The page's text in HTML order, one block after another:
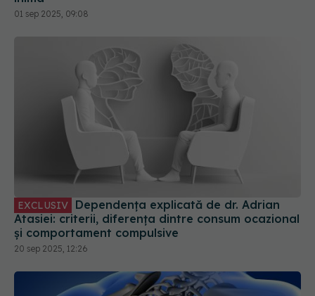
EXCLUSIV
Atasiei: criterii, diferența dintre consum ocazional
și comportament compulsive
20 sep 2025, 12:26